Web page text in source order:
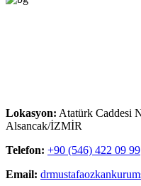
Lokasyon: Atatürk Caddesi
Alsancak/İZMİR
Telefon: +90 (546) 422 09 99
Email: